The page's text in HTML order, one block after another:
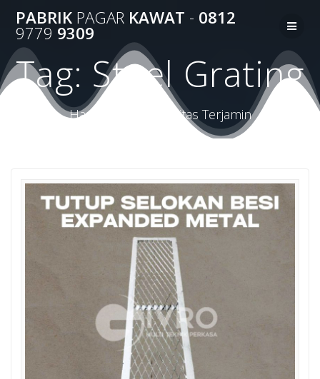
to
PABRIK PAGAR KAWAT - 0812
9779 9309
Tag: Steel Grating
Harga Terbaik Kualitas Terjamin